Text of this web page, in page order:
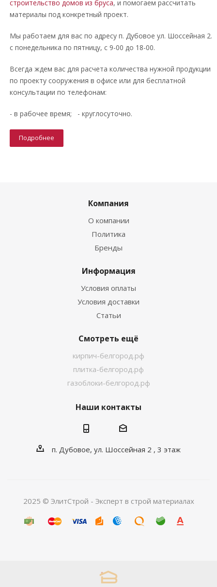
строительство домов из бруса, и помогаем рассчитать
материалы под конкретный проект.
Мы работаем для вас по адресу п. Дубовое ул. Шоссейная 2.
с понедельника по пятницу, с 9-00 до 18-00.
Всегда ждем вас для расчета количества нужной продукции
по проекту сооружения в офисе или для бесплатной
консультации по телефонам:
- в рабочее время; - круглосуточно.
Подробнее
Компания
О компании
Политика
Бренды
Информация
Условия оплаты
Условия доставки
Статьи
Смотреть ещё
кирпич-белгород.рф
плитка-белгород.рф
газоблоки-белгород.рф
Наши контакты
п. Дубовое, ул. Шоссейная 2 , 3 этаж
2025 © ЭлитСтрой - Эксперт в строй материалах